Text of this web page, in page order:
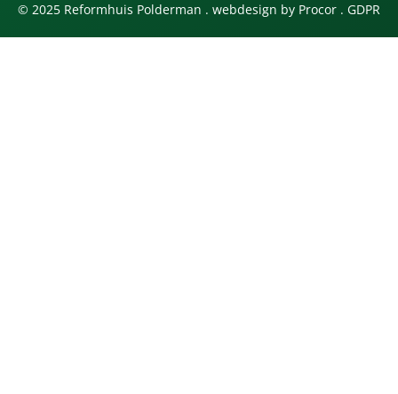
© 2025 Reformhuis Polderman . webdesign by Procor . GDPR